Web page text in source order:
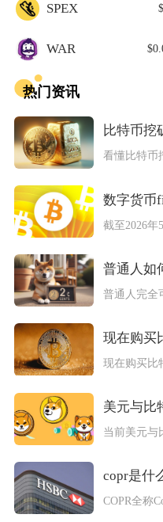
SPEX
WAR
热门资讯
比特币挖
数字货币
截至2026年
普通人如
现在购买
美元与比
copr是什